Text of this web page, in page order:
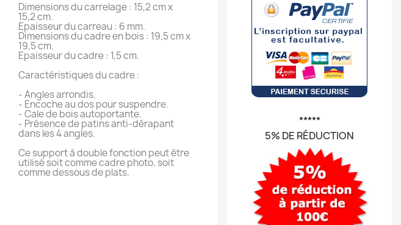
Dimensions du carrelage : 15,2 cm x
15,2 cm.
Epaisseur du carreau : 6 mm.
Dimensions du cadre en bois : 19,5 cm x
19,5 cm.
Epaisseur du cadre : 1,5 cm.
Caractéristiques du cadre :
- Angles arrondis.
- Encoche au dos pour suspendre.
- Cale de bois autoportante.
- Présence de patins anti-dérapant
dans les 4 angles.
Ce support à double fonction peut être
utilisé soit comme cadre photo, soit
comme dessous de plats.
*****
5% DE RÉDUCTION